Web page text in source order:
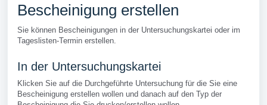
Bescheinigung erstellen
Sie können Bescheinigungen in der Untersuchungskartei oder im
Tageslisten-Termin erstellen.
In der Untersuchungskartei
Klicken Sie auf die Durchgeführte Untersuchung für die Sie eine
Bescheinigung erstellen wollen und danach auf den Typ der